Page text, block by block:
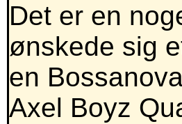
Det er en
ønskede sig
en
Axel Boyz